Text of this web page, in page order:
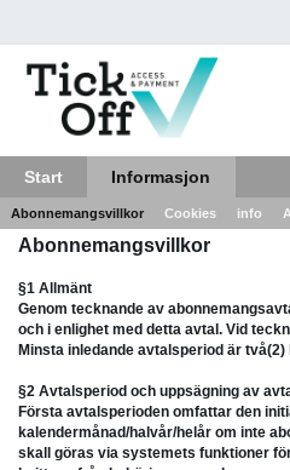
Start Informasjon
Abonnemangsvillkor Cookies info
Abonnemangsvillkor
§1 Allmänt
Genom tecknande av
och i enlighet med detta avtal. Vid
Minsta inledande avtalsperiod är
§2 Avtalsperiod och uppsägning av
Första avtalsperioden omfattar den
kalendermånad/halvår/helår om inte
skall göras via systemets funktioner